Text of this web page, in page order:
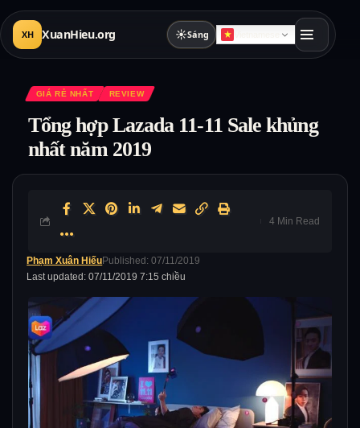
XH XuanHieu.org ☀Sáng
GIÁ RẺ NHẤT REVIEW
Tổng hợp Lazada 11-11 Sale khủng
nhất năm 2019
Last updated: 07/11/2019 7:15 chiều
Phạm Xuân HiếuPublished: 07/11/2019
4 Min Read